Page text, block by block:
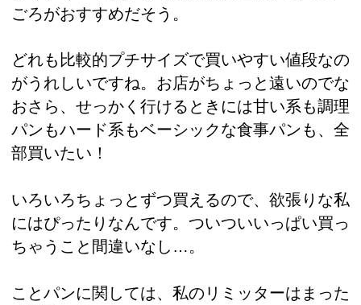
ごろがおすすめだそう。
どれも比較的プチサイズで買いやすい値段なの
がうれしいですね。お店がちょっと遠いのでな
おさら、せっかく行けるときには甘い系も調理
パンもハード系もベーシックな食事パンも、全
部買いたい！
いろいろちょっとずつ買えるので、欲張りな私
にはぴったりなんです。ついついいっぱい買っ
ちゃうこと間違いなし…。
ことパンに関しては、私のリミッターはまった